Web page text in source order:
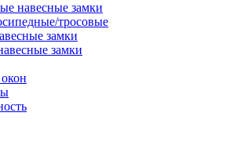
навесные замки
тросовые
замки
замки